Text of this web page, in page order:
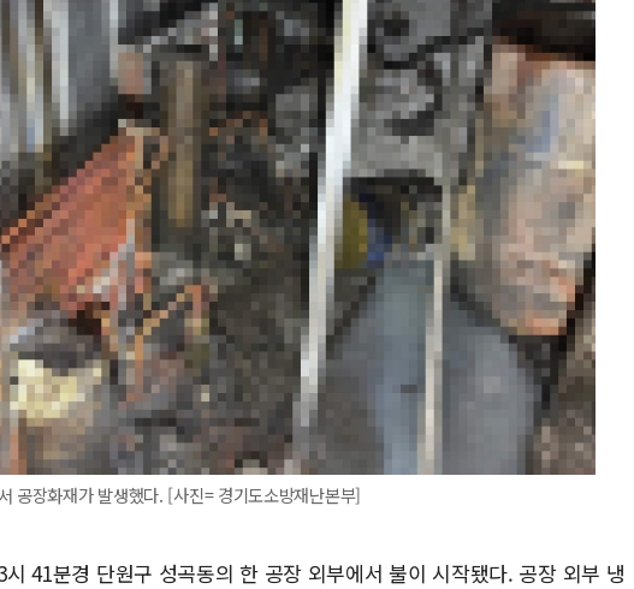
공장화재가 발생했다. [사진= 경기도소방재난본부]
41분경 단원구 성곡동의 한 공장 외부에서 불이 시작됐다. 공장 외부 냉